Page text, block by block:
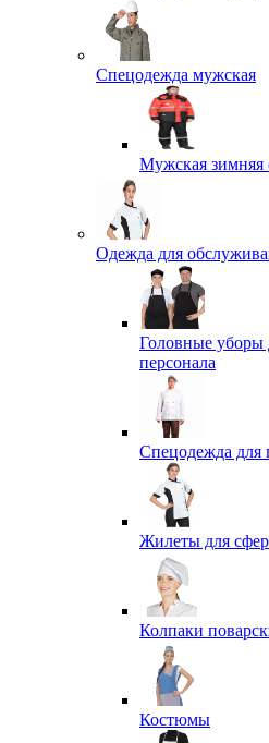
Спецодежда мужская
Мужская зимняя
Одежда для
Головные уборы
персонала
Спецодежда для
Жилеты для
Колпаки
Костюмы